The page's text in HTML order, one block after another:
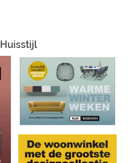
Huisstijl